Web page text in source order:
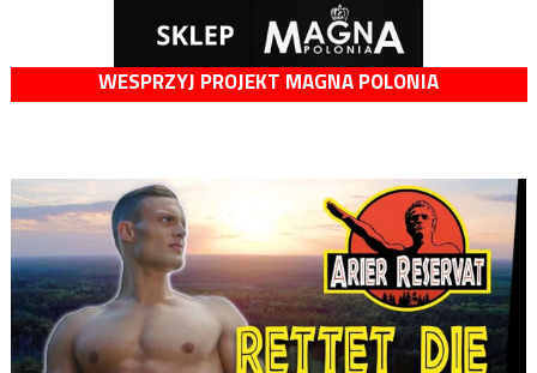
WESPRZYJ PROJEKT MAGNA POLONIA